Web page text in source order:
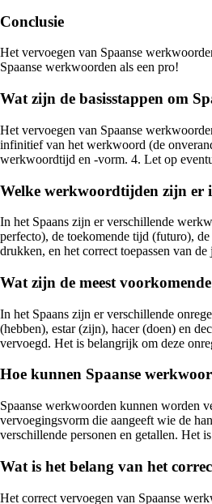
Conclusie
Het vervoegen van Spaanse
Spaanse werkwoorden als een pro!
Wat zijn de basisstappen om
Het vervoegen van Spaanse
infinitief van het werkwoord (de
werkwoordtijd en -vorm. 4. Let op
Welke werkwoordtijden zijn er
In het Spaans zijn er verschillende
perfecto), de toekomende tijd (futuro),
drukken, en het correct toepassen van
Wat zijn de meest
In het Spaans zijn er verschillende
(hebben), estar (zijn), hacer (doen) en
vervoegd. Het is belangrijk om deze
Hoe kunnen Spaanse
Spaanse werkwoorden kunnen worden
vervoegingsvorm die aangeeft wie de
verschillende personen en getallen. Het
Wat is het belang van het
Het correct vervoegen van Spaanse